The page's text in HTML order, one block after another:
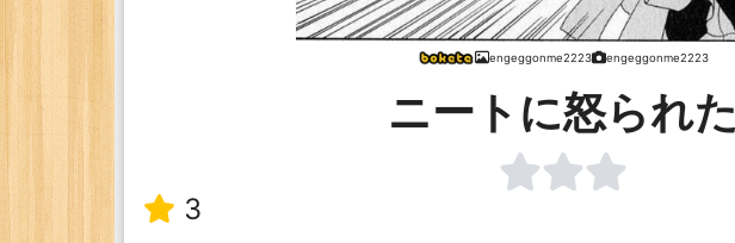
engeggonme2223 engeggonme2223
ニートに怒られた
3